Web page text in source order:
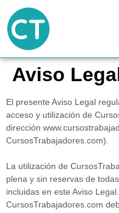
Aviso
El presente Aviso Legal
acceso y utilización de
dirección
CursosTrabajadores.com).
La utilización de
plena y sin reservas de
incluidas en este Aviso
CursosTrabajadores.com